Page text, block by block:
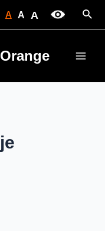
A A A